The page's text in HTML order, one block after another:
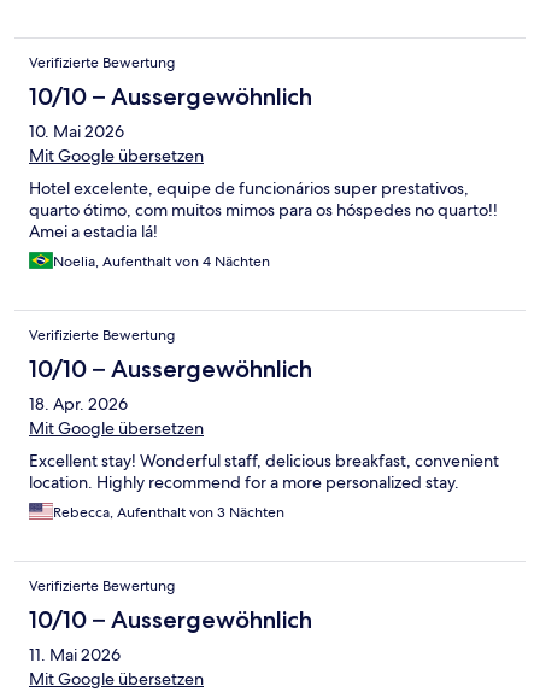
Verifizierte Bewertung
10/10 – Aussergewöhnlich
10. Mai 2026
Mit Google übersetzen
Hotel excelente, equipe de funcionários super prestativos,
quarto ótimo, com muitos mimos para os hóspedes no quarto!!
Amei a estadia lá!
Noelia, Aufenthalt von 4 Nächten
Verifizierte Bewertung
10/10 – Aussergewöhnlich
18. Apr. 2026
Mit Google übersetzen
Excellent stay! Wonderful staff, delicious breakfast, convenient
location. Highly recommend for a more personalized stay.
Rebecca, Aufenthalt von 3 Nächten
Verifizierte Bewertung
10/10 – Aussergewöhnlich
11. Mai 2026
Mit Google übersetzen